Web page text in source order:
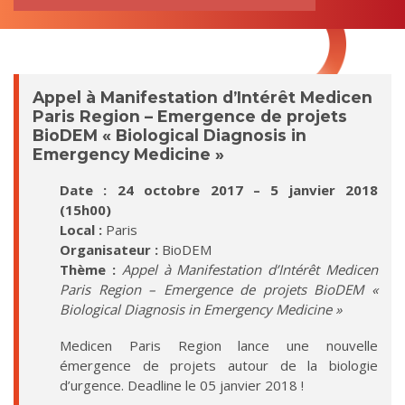
Appel à Manifestation d’Intérêt Medicen
Paris Region – Emergence de projets
BioDEM « Biological Diagnosis in
Emergency Medicine »
Date : 24 octobre 2017 – 5 janvier 2018
(15h00)
Local : Paris
Organisateur : BioDEM
Thème :Appel à Manifestation d’Intérêt Medicen
Paris Region – Emergence de projets BioDEM «
Biological Diagnosis in Emergency Medicine »
Medicen Paris Region lance une nouvelle
émergence de projets autour de la biologie
d’urgence. Deadline le 05 janvier 2018 !